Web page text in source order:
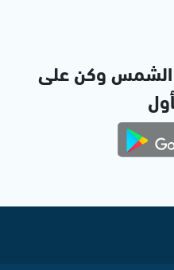
الشمس وكن على